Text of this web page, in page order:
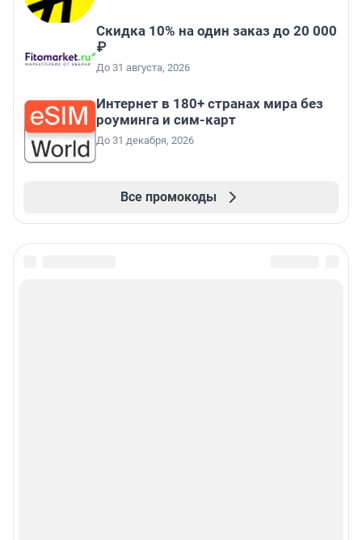
Скидка 10% на один заказ до 20 000
₽
До 31 августа, 2026
Интернет в 180+ странах мира без
роуминга и сим-карт
До 31 декабря, 2026
Все промокоды